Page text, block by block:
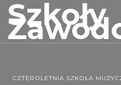
Szkoły
CZTEROLETNIA SZKOŁA